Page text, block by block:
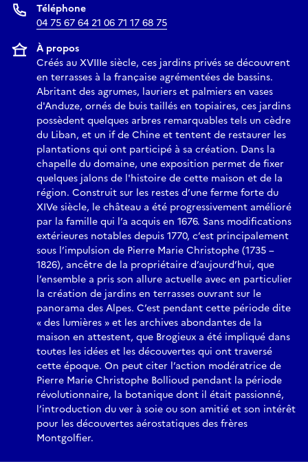
Téléphone
04 75 67 64 21 06 71 17 68 75
À propos
Créés au XVIIIe siècle, ces jardins privés se découvrent
en terrasses à la française agrémentées de bassins.
Abritant des agrumes, lauriers et palmiers en vases
d'Anduze, ornés de buis taillés en topiaires, ces jardins
possèdent quelques arbres remarquables tels un cèdre
du Liban, et un if de Chine et tentent de restaurer les
plantations qui ont participé à sa création. Dans la
chapelle du domaine, une exposition permet de fixer
quelques jalons de l'histoire de cette maison et de la
région. Construit sur les restes d’une ferme forte du
XIVe siècle, le château a été progressivement amélioré
par la famille qui l’a acquis en 1676. Sans modifications
extérieures notables depuis 1770, c’est principalement
sous l’impulsion de Pierre Marie Christophe (1735 –
1826), ancêtre de la propriétaire d’aujourd’hui, que
l’ensemble a pris son allure actuelle avec en particulier
la création de jardins en terrasses ouvrant sur le
panorama des Alpes. C’est pendant cette période dite
« des lumières » et les archives abondantes de la
maison en attestent, que Brogieux a été impliqué dans
toutes les idées et les découvertes qui ont traversé
cette époque. On peut citer l’action modératrice de
Pierre Marie Christophe Bollioud pendant la période
révolutionnaire, la botanique dont il était passionné,
l’introduction du ver à soie ou son amitié et son intérêt
pour les découvertes aérostatiques des frères
Montgolfier.